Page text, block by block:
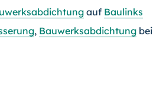
auf Baulinks
, Bauwerksabdichtung bei